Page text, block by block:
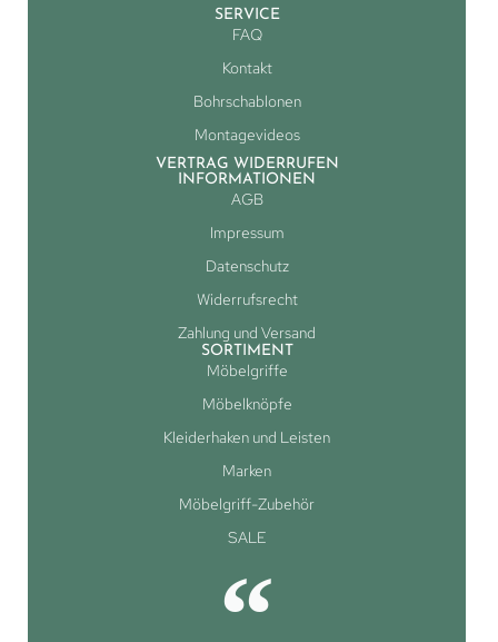
SERVICE
FAQ
Kontakt
Bohrschablonen
Montagevideos
VERTRAG WIDERRUFEN
INFORMATIONEN
AGB
Impressum
Datenschutz
Widerrufsrecht
Zahlung und Versand
SORTIMENT
Möbelgriffe
Möbelknöpfe
Kleiderhaken und Leisten
Marken
Möbelgriff-Zubehör
SALE